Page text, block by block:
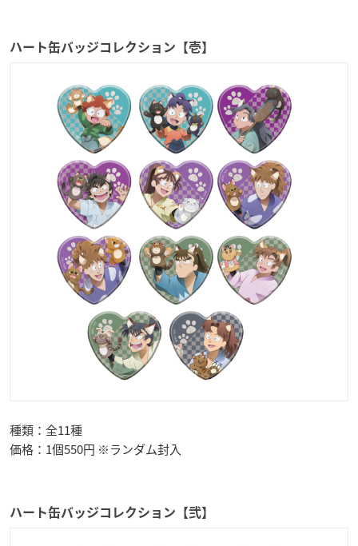
ハート缶バッジコレクション【壱】
種類：全11種
価格：1個550円 ※ランダム封入
ハート缶バッジコレクション【弐】